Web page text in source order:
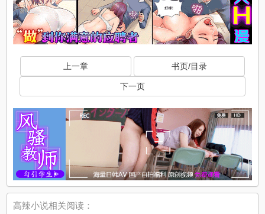
上一章 书页/目录
下一页
高辣小说相关阅读：